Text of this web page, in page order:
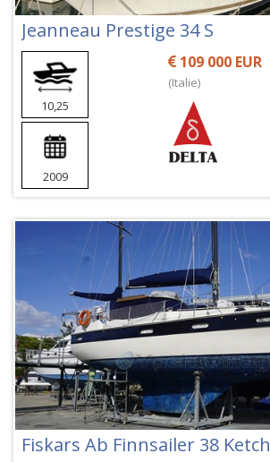
Jeanneau Prestige 34 S
10,25
2009
109 000 EUR
(Italie)
Fiskars Ab Finnsailer 38 Ketch